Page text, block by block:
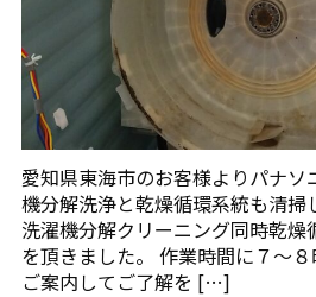
愛知県東海市のお客様よりパナ
機分解洗浄と乾燥循環系統も清掃
洗濯機分解クリーニング同時乾
を頂きました。 作業時間に７～
ご案内してご了解を […]